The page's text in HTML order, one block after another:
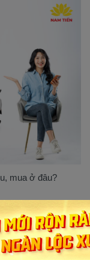
mua ở đâu?